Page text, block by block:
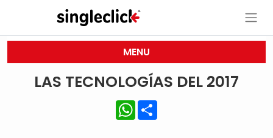
MENU
LAS TECNOLOGÍAS DEL 2017
WhatsApp